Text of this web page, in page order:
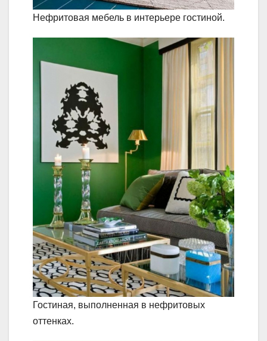
Нефритовая мебель в интерьере гостиной.
Гостиная, выполненная в нефритовых
оттенках.